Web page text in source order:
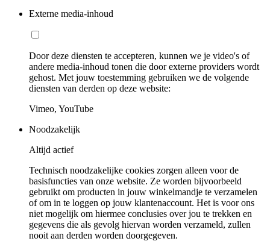
Externe media-inhoud
Door deze diensten te accepteren, kunnen we je video's of
andere media-inhoud tonen die door externe providers wordt
gehost. Met jouw toestemming gebruiken we de volgende
diensten van derden op deze website:
Vimeo, YouTube
Noodzakelijk
Altijd actief
Technisch noodzakelijke cookies zorgen alleen voor de
basisfuncties van onze website. Ze worden bijvoorbeeld
gebruikt om producten in jouw winkelmandje te verzamelen
of om in te loggen op jouw klantenaccount. Het is voor ons
niet mogelijk om hiermee conclusies over jou te trekken en
gegevens die als gevolg hiervan worden verzameld, zullen
nooit aan derden worden doorgegeven.